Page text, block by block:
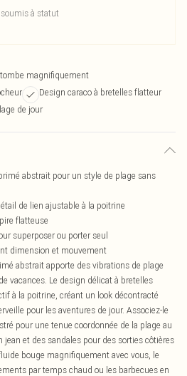
à statut
magnifiquement
Design caraco à bretelles flatteur
de jour
abstrait pour un style de plage sans
de lien ajustable à la poitrine
flatteuse
superposer ou porter seul
dimension et mouvement
abstrait apporte des vibrations de plage
vacances. Le design délicat à bretelles
à la poitrine, créant un look décontracté
pour les aventures de jour. Associez-le
pour une tenue coordonnée de la plage au
jean et des sandales pour des sorties côtières
bouge magnifiquement avec vous, le
par temps chaud ou les barbecues en